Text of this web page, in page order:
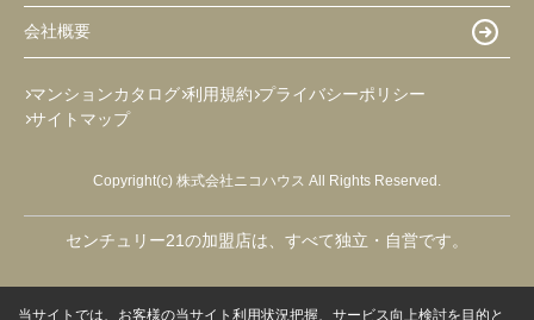
会社概要
マンションカタログ 利用規約 プライバシーポリシー
サイトマップ
Copyright(c) 株式会社ニコハウス All Rights Reserved.
センチュリー21の加盟店は、すべて独立・自営です。
当サイトでは、お客様の当サイト利用状況把握、サービス向上検討を目的と